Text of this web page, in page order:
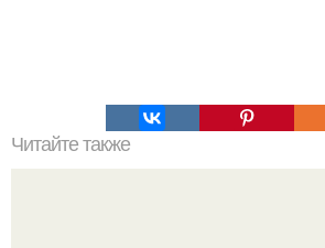
Читайте также